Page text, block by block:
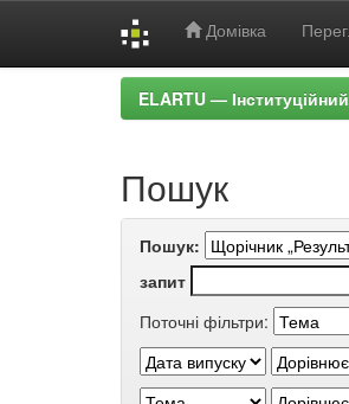
Домівка
ELARTU —
Пошук
Пошук:
запит
Поточні фільтри: